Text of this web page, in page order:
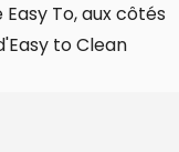
To, aux côtés
Easy to Clean